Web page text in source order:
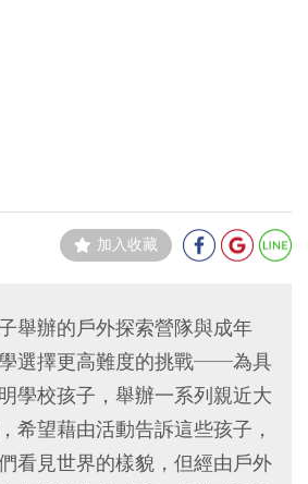
加入收藏
舉辦的戶外探索營隊與成年
選擇更高難度的挑戰──為具
學校孩子，舉辦一系列親近大
希望藉由活動告訴這些孩子，
看見世界的樣貌，但經由戶外